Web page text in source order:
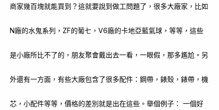
商家幾百塊就能買到？這就要說到做工問題了，很多大廠家，比如
N廠的水鬼系列，ZF的葡七，V6廠的卡地亞藍氣球，等等，這些
是小廠所比不了的，朋友聚會戴出去一看，一眼假，那多尷尬。另
外還有一方面，有些大廠包含了很多配件：鋼帶，錶殼，錶帶，機
芯，小配件等等，價格的差別就是出在這些。舉個例子： 一個好